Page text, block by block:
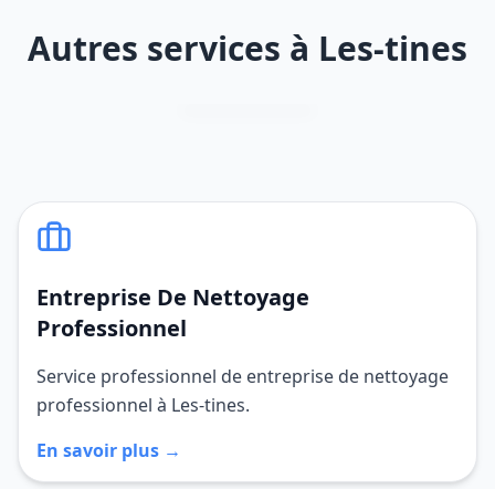
Autres services à Les-tines
Entreprise De Nettoyage
Professionnel
Service professionnel de entreprise de nettoyage
professionnel à Les-tines.
En savoir plus →